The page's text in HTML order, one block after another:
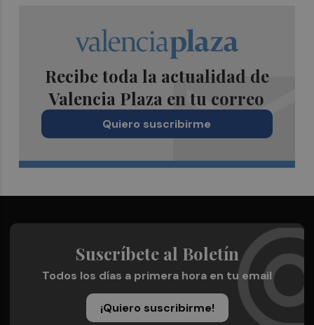
Recibe toda la actualidad de
Valencia Plaza en tu correo
Quiero suscribirme
Suscríbete al Boletín
Todos los días a primera hora en tu email
¡Quiero suscribirme!